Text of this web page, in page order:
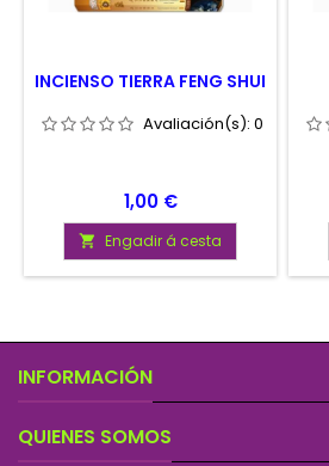
INCIENSO TIERRA FENG SHUI
Avaliación(s): 0
Prezo
1,00 €
 Engadir á cesta
INFORMACIÓN
QUIENES SOMOS